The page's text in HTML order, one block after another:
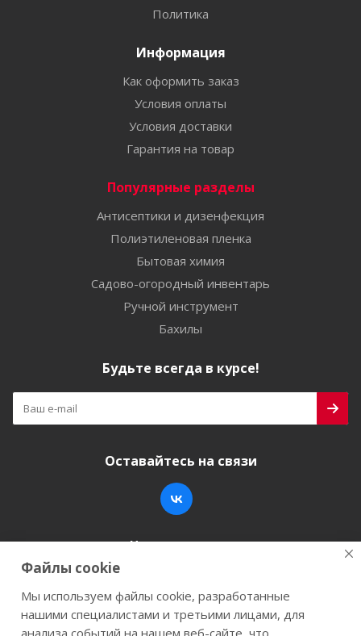
Политика
Информация
Как оформить заказ
Условия оплаты
Условия доставки
Гарантия на товар
Популярные разделы
Антисептики и дизенфекция
Полиэтиленовая пленка
Бытовая химия
Садово-огородный инвентарь
Ручной инструмент
Бахилы
Будьте всегда в курсе!
Оставайтесь на связи
Наши контакты
+7 (846) 200-05-15
г. Самара, ул. Заводское шоссе, 17
Файлы cookie
Мы используем файлы cookie, разработанные
нашими специалистами и третьими лицами, для
анализа событий на нашем веб-сайте, что